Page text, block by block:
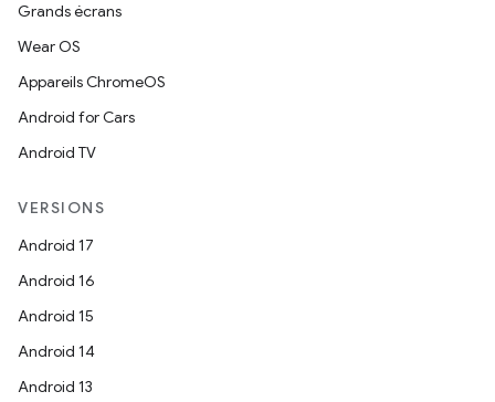
Grands écrans
Wear OS
Appareils ChromeOS
Android for Cars
Android TV
VERSIONS
Android 17
Android 16
Android 15
Android 14
Android 13